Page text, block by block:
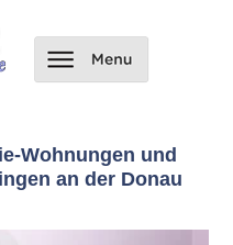
Wohnungen und
an der Donau